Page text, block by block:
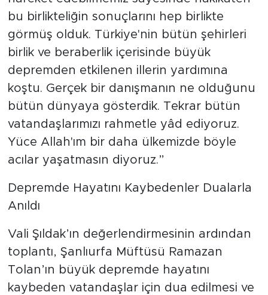
bu birlikteliğin sonuçlarını hep birlikte
görmüş olduk. Türkiye'nin bütün şehirleri
birlik ve beraberlik içerisinde büyük
depremden etkilenen illerin yardımına
koştu. Gerçek bir danışmanın ne olduğunu
bütün dünyaya gösterdik. Tekrar bütün
vatandaşlarımızı rahmetle yâd ediyoruz.
Yüce Allah'ım bir daha ülkemizde böyle
acılar yaşatmasın diyoruz.”
Depremde Hayatını Kaybedenler Dualarla
Anıldı
Vali Şıldak’ın değerlendirmesinin ardından
toplantı, Şanlıurfa Müftüsü Ramazan
Tolan’ın büyük depremde hayatını
kaybeden vatandaşlar için dua edilmesi ve